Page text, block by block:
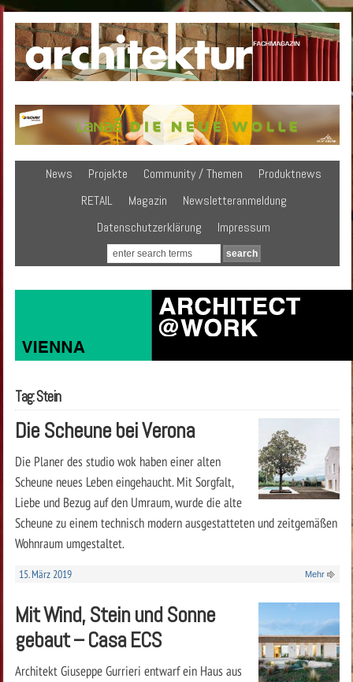
News Projekte Community / Themen
Produktnews
RETAIL
Magazin
Newsletteranmeldung
Datenschutzerklärung
Impressum
Tag: Stein
Die Scheune bei Verona
Die Planer des studio wok haben einer alten
Scheune neues Leben eingehaucht. Mit Sorgfalt,
Liebe und Bezug auf den Umraum, wurde die alte
Scheune zu einem technisch modern ausgestatteten und zeitgemäßen
Wohnraum umgestaltet.
15. März 2019 Mehr
Mit Wind, Stein und Sonne
gebaut – Casa ECS
Architekt Giuseppe Gurrieri entwarf ein Haus aus